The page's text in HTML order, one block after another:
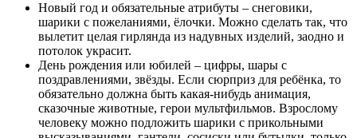
Новый год и обязательные атрибуты – снеговики,
шарики с пожеланиями, ёлочки. Можно сделать так, что
вылетит целая гирлянда из надувных изделий, заодно и
потолок украсит.
День рождения или юбилей – цифры, шары с
поздравлениями, звёзды. Если сюрприз для ребёнка, то
обязательно должна быть какая-нибудь анимация,
сказочные животные, герои мультфильмов. Взрослому
человеку можно подложить шарики с прикольными